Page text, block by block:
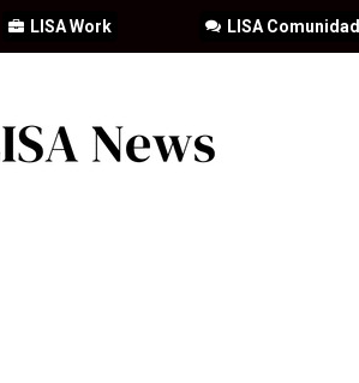
LISA Comunidad
LISA Work